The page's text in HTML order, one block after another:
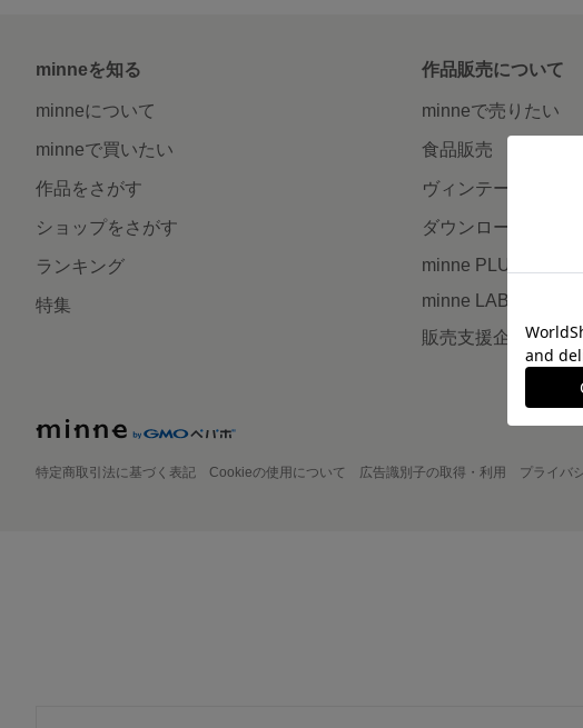
minneを知る
minneについて
minneで買いたい
作品をさがす
ショップをさがす
ランキング
特集
作品販売について
minneで売りたい
食品販売
ヴィンテージ販売
ダウンロード販売
minne PLUS
minne LAB
販売支援企画・イ
特定商取引法に基づく表記 Cookieの使用について 広告識別子の取得・利用 プライバ